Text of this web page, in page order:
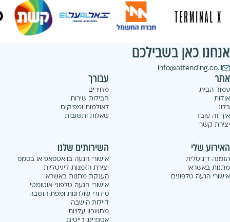
אנחנו כאן בשבילכם
info@attending.co.il
אתר
עמוד הבית
אודות
בלוג
איך זה עובד
יצירת קשר
עבורך
מחירים
חבילות שירות
לאולמות ומפיקים
שאלות ותשובות
האירוע שלי
הזמנה דיגיטלית
מתנות באשראי
אישורי הגעה טלפונים
השירותים שלנו
אישורי הגעה בוואטסאפ או בסמס
יצירת הזמנות דיגיטליות
הענקת מתנות באשראי
אישורי הגעה טלפוני אוטומטי
סידורי שולחנות ומפת הושבה
דיילות הושבה
מחשבון עלויות
אטנדינג דייטינג